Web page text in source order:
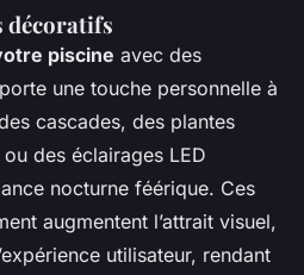
décoratifs
piscine avec des
une touche personnelle à
cascades, des plantes
des éclairages LED
nocturne féérique. Ces
augmentent l’attrait visuel,
utilisateur, rendant